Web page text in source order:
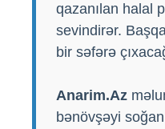
qazanılan halal
sevindirər.
bir səfərə
Anarim.Az
bənövşəyi